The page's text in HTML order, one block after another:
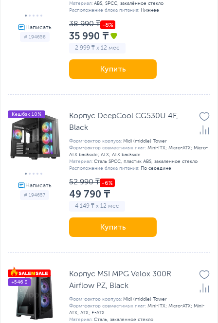
# 194658
Материал: ABS, SPCC, закалённое стекло
Расположение блока питания: Нижнее
38 990 ₸
35 990 ₸
2 999 ₸ x 12 мес
Купить
# 194657
Кешбэк 10%
Корпус DeepCool CG530U 4F,
Black
Форм-фактор корпуса: Midi (middle) Tower
Форм-фактор совместимых плат: Mini-ITX; Micro-ATX; Micro-
ATX backside; ATX; ATX backside
Материал: Сталь SPCC, пластик ABS, закаленное стекло
Расположение блока питания: По середине
52 990 ₸
49 790 ₸
4 149 ₸ x 12 мес
Купить
+546 Б
Корпус MSI MPG Velox 300R
Airflow PZ, Black
Форм-фактор корпуса: Midi (middle) Tower
Форм-фактор совместимых плат: Mini-ITX; Micro-ATX; Mini-
ATX; ATX; E-ATX
Материал: Сталь, закаленное стекло